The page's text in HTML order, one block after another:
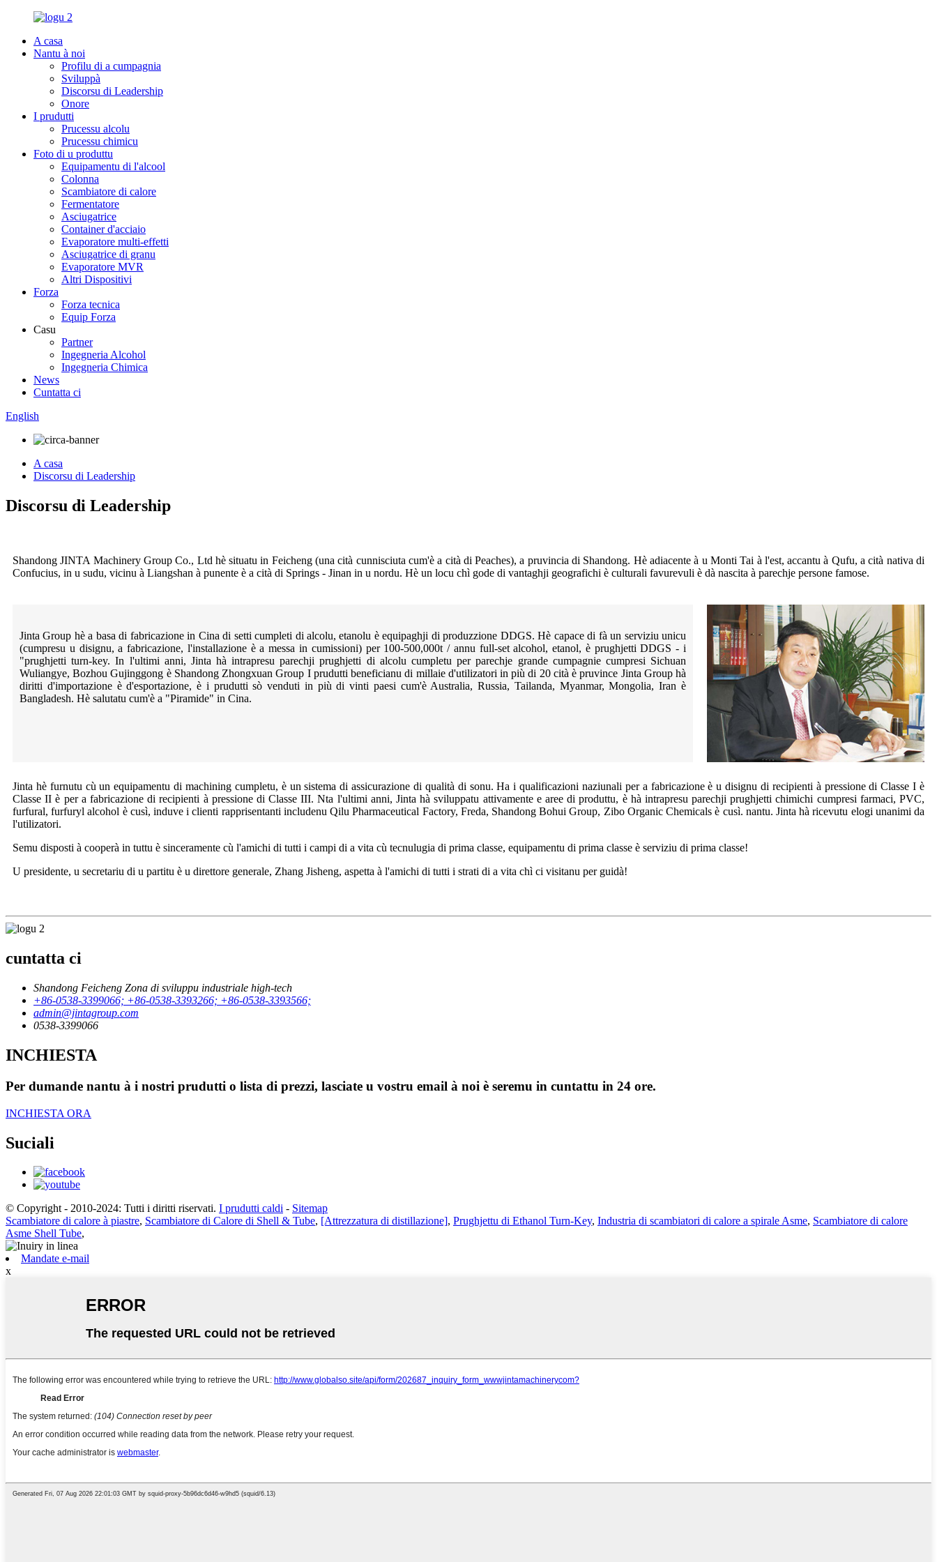
A casa
Nantu à noi
Profilu di a cumpagnia
Sviluppà
Discorsu di Leadership
Onore
I prudutti
Prucessu alcolu
Prucessu chimicu
Foto di u produttu
Equipamentu di l'alcool
Colonna
Scambiatore di calore
Fermentatore
Asciugatrice
Container d'acciaio
Evaporatore multi-effetti
Asciugatrice di granu
Evaporatore MVR
Altri Dispositivi
Forza
Forza tecnica
Equip Forza
Casu
Partner
Ingegneria Alcohol
Ingegneria Chimica
News
Cuntatta ci
English
A casa
Discorsu di Leadership
Discorsu di Leadership
Shandong JINTA Machinery Group Co., Ltd hè situatu in Feicheng (una cità cunnisciuta cum'è a cità di Peaches), a pruvincia di Shandong. Hè adiacente à u Monti Tai à l'est, accantu à Qufu, a cità nativa di
Confucius, in u sudu, vicinu à Liangshan à punente è a cità di Springs - Jinan in u nordu. Hè un locu chì gode di vantaghji geografichi è culturali favurevuli è dà nascita à parechje persone famose.
Jinta Group hè a basa di fabricazione in Cina di setti cumpleti di alcolu, etanolu è equipaghji di produzzione DDGS. Hè capace di fà un serviziu unicu
(cumpresu u disignu, a fabricazione, l'installazione è a messa in cumissioni) per 100-500,000t / annu full-set alcohol, etanol, è prughjetti DDGS - i
"prughjetti turn-key. In l'ultimi anni, Jinta hà intrapresu parechji prughjetti di alcolu cumpletu per parechje grande cumpagnie cumpresi Sichuan
Wuliangye, Bozhou Gujinggong è Shandong Zhongxuan Group I prudutti beneficianu di millaie d'utilizatori in più di 20 cità è pruvince Jinta Group hà
diritti d'importazione è d'esportazione, è i prudutti sò venduti in più di vinti paesi cum'è Australia, Russia, Tailanda, Myanmar, Mongolia, Iran è
Bangladesh. Hè salutatu cum'è a "Piramide" in Cina.
Jinta hè furnutu cù un equipamentu di machining cumpletu, è un sistema di assicurazione di qualità di sonu. Ha i qualificazioni naziunali per a fabricazione è u disignu di recipienti à pressione di Classe I è
Classe II è per a fabricazione di recipienti à pressione di Classe III. Nta l'ultimi anni, Jinta hà sviluppatu attivamente e aree di produttu, è hà intrapresu parechji prughjetti chimichi cumpresi farmaci, PVC,
furfural, furfuryl alcohol è cusì, induve i clienti rapprisentanti includenu Qilu Pharmaceutical Factory, Freda, Shandong Bohui Group, Zibo Organic Chemicals è cusì. nantu. Jinta hà ricevutu elogi unanimi da
l'utilizatori.
Semu disposti à cooperà in tuttu è sinceramente cù l'amichi di tutti i campi di a vita cù tecnulugia di prima classe, equipamentu di prima classe è serviziu di prima classe!
U presidente, u secretariu di u partitu è ​​u direttore generale, Zhang Jisheng, aspetta à l'amichi di tutti i strati di a vita chì ci visitanu per guidà!
cuntatta ci
Shandong Feicheng Zona di sviluppu industriale high-tech
+86-0538-3399066; +86-0538-3393266; +86-0538-3393566;
admin@jintagroup.com
0538-3399066
INCHIESTA
Per dumande nantu à i nostri prudutti o lista di prezzi, lasciate u vostru email à noi è seremu in cuntattu in 24 ore.
INCHIESTA ORA
Suciali
© Copyright - 2010-2024: Tutti i diritti riservati. I prudutti caldi - Sitemap
Scambiatore di calore à piastre, Scambiatore di Calore di Shell & Tube, [Attrezzatura di distillazione], Prughjettu di Ethanol Turn-Key, Industria di scambiatori di calore a spirale Asme, Scambiatore di calore
Asme Shell Tube,
Mandate e-mail
x